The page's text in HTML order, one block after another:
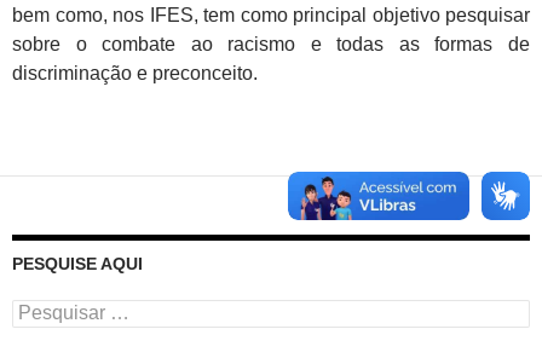
bem como, nos IFES, tem como principal objetivo pesquisar
sobre o combate ao racismo e todas as formas de
discriminação e preconceito.
PESQUISE AQUI
Pesquisar
por: